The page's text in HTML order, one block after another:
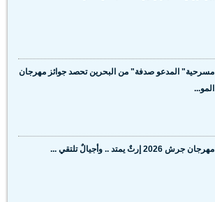
مسرحية" المدعو صدفة" من البحرين تحصد جوائز مهرجان
المو...
مهرجان جرش 2026 إرثٌ يمتد .. وأجيالٌ تلتقي ...